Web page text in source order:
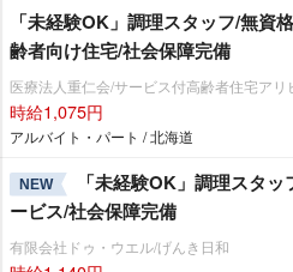
「未経験OK」調理スタッフ/無資
齢者向け住宅/社会保障完備
医療法人重仁会/サービス付高齢者住宅アリ
時給1,075円
アルバイト・パート / 北海道
NEW
「未経験OK」調理スタ
ービス/社会保障完備
有限会社ドゥ・ウエル/げんき日和